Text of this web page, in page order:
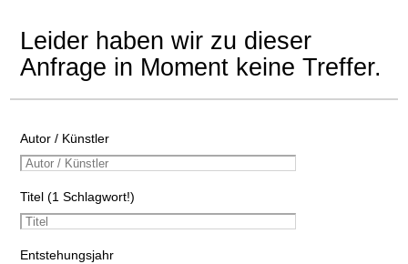
Leider haben wir zu dieser
Anfrage in Moment keine Treffer.
Autor / Künstler
Titel (1 Schlagwort!)
Entstehungsjahr